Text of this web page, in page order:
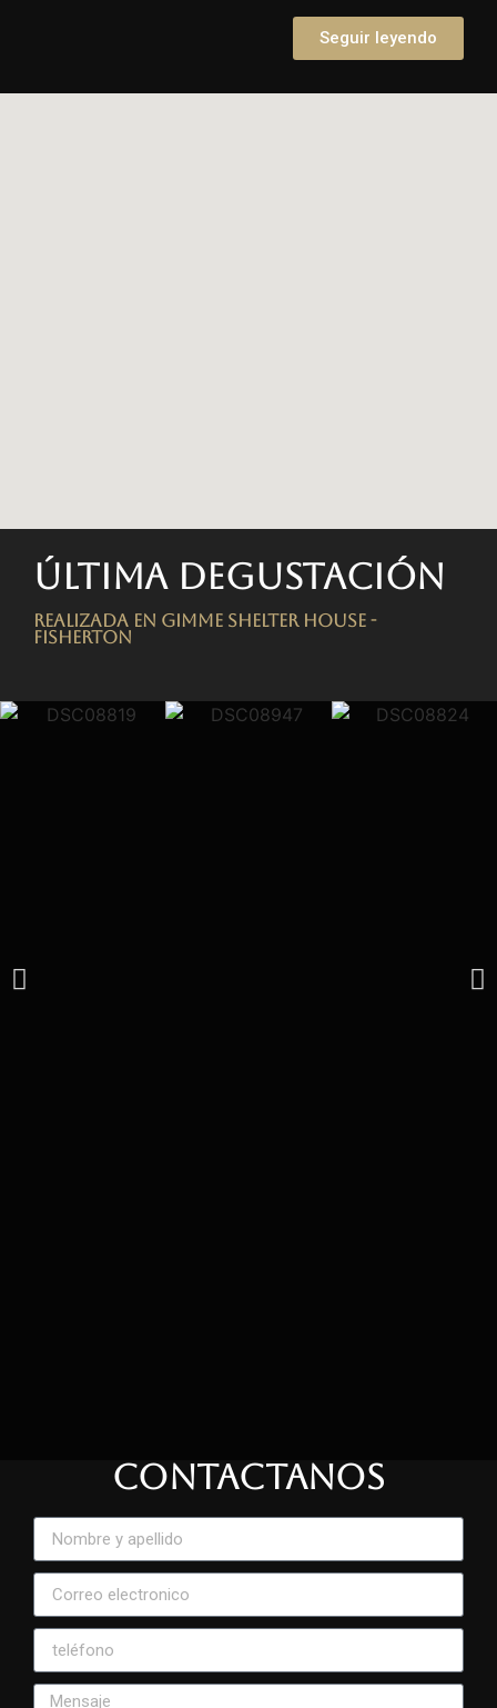
Seguir leyendo
Última degustación
Realizada en Gimme Shelter House -
FISHERTON
CONTACTANOS